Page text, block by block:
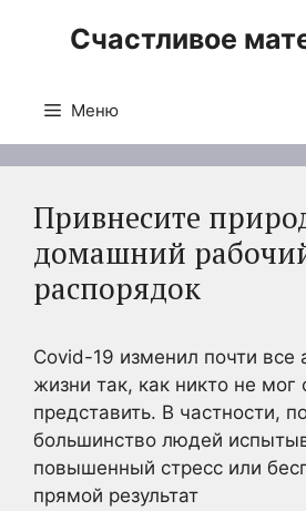
Счастливое
Меню
Привнесите
домашний
распорядок
Covid-19 изменил почти все
жизни так, как никто не мог
представить. В частности,
большинство людей
повышенный стресс или
прямой результат